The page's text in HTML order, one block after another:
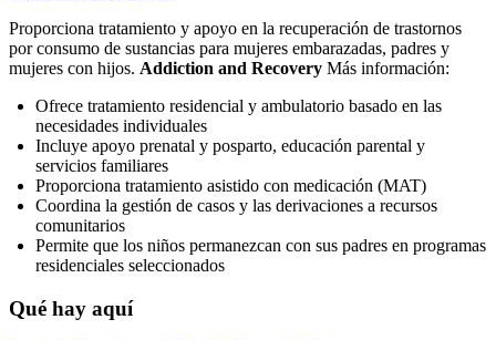
Proporciona tratamiento y apoyo en la recuperación de trastornos
por consumo de sustancias para mujeres embarazadas, padres y
mujeres con hijos. Addiction and Recovery Más información:
Ofrece tratamiento residencial y ambulatorio basado en las
necesidades individuales
Incluye apoyo prenatal y posparto, educación parental y
servicios familiares
Proporciona tratamiento asistido con medicación (MAT)
Coordina la gestión de casos y las derivaciones a recursos
comunitarios
Permite que los niños permanezcan con sus padres en programas
residenciales seleccionados
Qué hay aquí